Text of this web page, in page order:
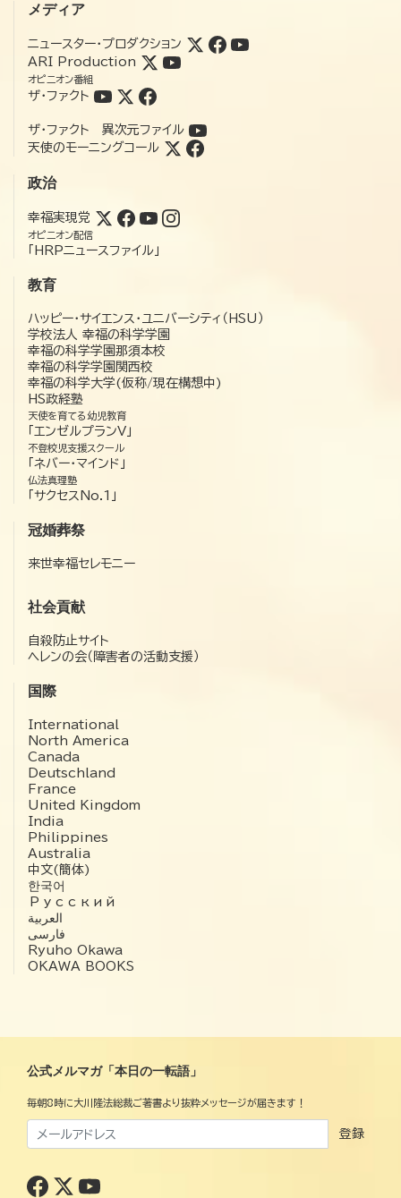
メディア
ニュースター・プロダクション
ARI Production
オピニオン番組
ザ・ファクト
ザ・ファクト 異次元ファイル
天使のモーニングコール
政治
幸福実現党
オピニオン配信
「HRPニュースファイル」
教育
ハッピー・サイエンス・ユニバーシティ（HSU）
学校法人 幸福の科学学園
幸福の科学学園那須本校
幸福の科学学園関西校
幸福の科学大学(仮称/現在構想中)
HS政経塾
天使を育てる幼児教育
「エンゼルプランV」
不登校児支援スクール
「ネバー・マインド」
仏法真理塾
「サクセスNo.1」
冠婚葬祭
来世幸福セレモニー
社会貢献
自殺防止サイト
ヘレンの会（障害者の活動支援）
国際
International
North America
Canada
Deutschland
France
United Kingdom
India
Philippines
Australia
中文(簡体)
한국어
Русский
العربية‏
فارسی
Ryuho Okawa
OKAWA BOOKS
公式メルマガ「本日の一転語」
毎朝8時に大川隆法総裁ご著書より抜粋メッセージが届きます！
登録